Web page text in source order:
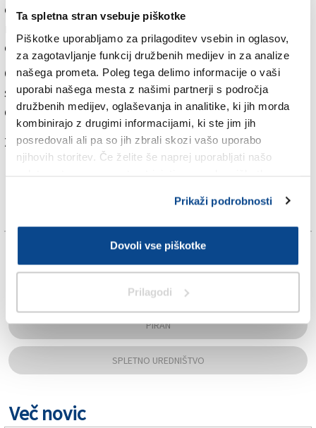
Ta spletna stran vsebuje piškotke
Piškotke uporabljamo za prilagoditev vsebin in oglasov,
za zagotavljanje funkcij družbenih medijev in za analize
našega prometa. Poleg tega delimo informacije o vaši
uporabi našega mesta z našimi partnerji s področja
družbenih medijev, oglaševanja in analitike, ki jih morda
kombinirajo z drugimi informacijami, ki ste jim jih
posredovali ali pa so jih zbrali skozi vašo uporabo
njihovih storitev. Če želite še naprej uporabljati našo
Prikaži podrobnosti
Dovoli vse piškotke
Prilagodi
oba moška iz morja, zatem pa sta s pomočjo plavajoče
odvlekla do Pirana in jo tam zvezala ob 23.50.
Oba 42-letnika s plovila, oba državljana Slovenije, ki
sta bila izmučena in podhlajena, so policisti odpeljali
do njune namestitve v Piranu.
Za branje in pisanje komentarjevje potrebna prijava
KRONIKA
PIRAN
SPLETNO UREDNIŠTVO
Več novic